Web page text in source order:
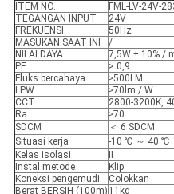
ITEM NO.
FML-LV-24V-
TEGANGAN INPUT
24V
FREKUENSI
50Hz
MASUKAN SAAT INI
/
NILAI DAYA
7,5W ± 10% /
PF
> 0,9
Fluks bercahaya
≥500LM
LPW
≥70lm / W.
CCT
2800-3200K,
Ra
≥70
SDCM
＜ 6 SDCM
Situasi kerja
-10 ℃ ～ 40 ℃
Kelas isolasi
Instal metode
Klip
Koneksi pengemudi
Colokkan
Berat BERSIH (100m) 11kg